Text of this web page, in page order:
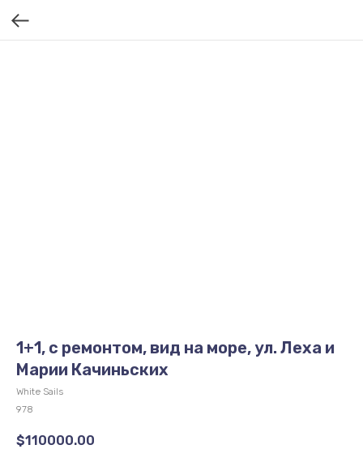
1+1, с ремонтом, вид на море, ул. Леха и
Марии Качиньских
White Sails
978
$110000.00